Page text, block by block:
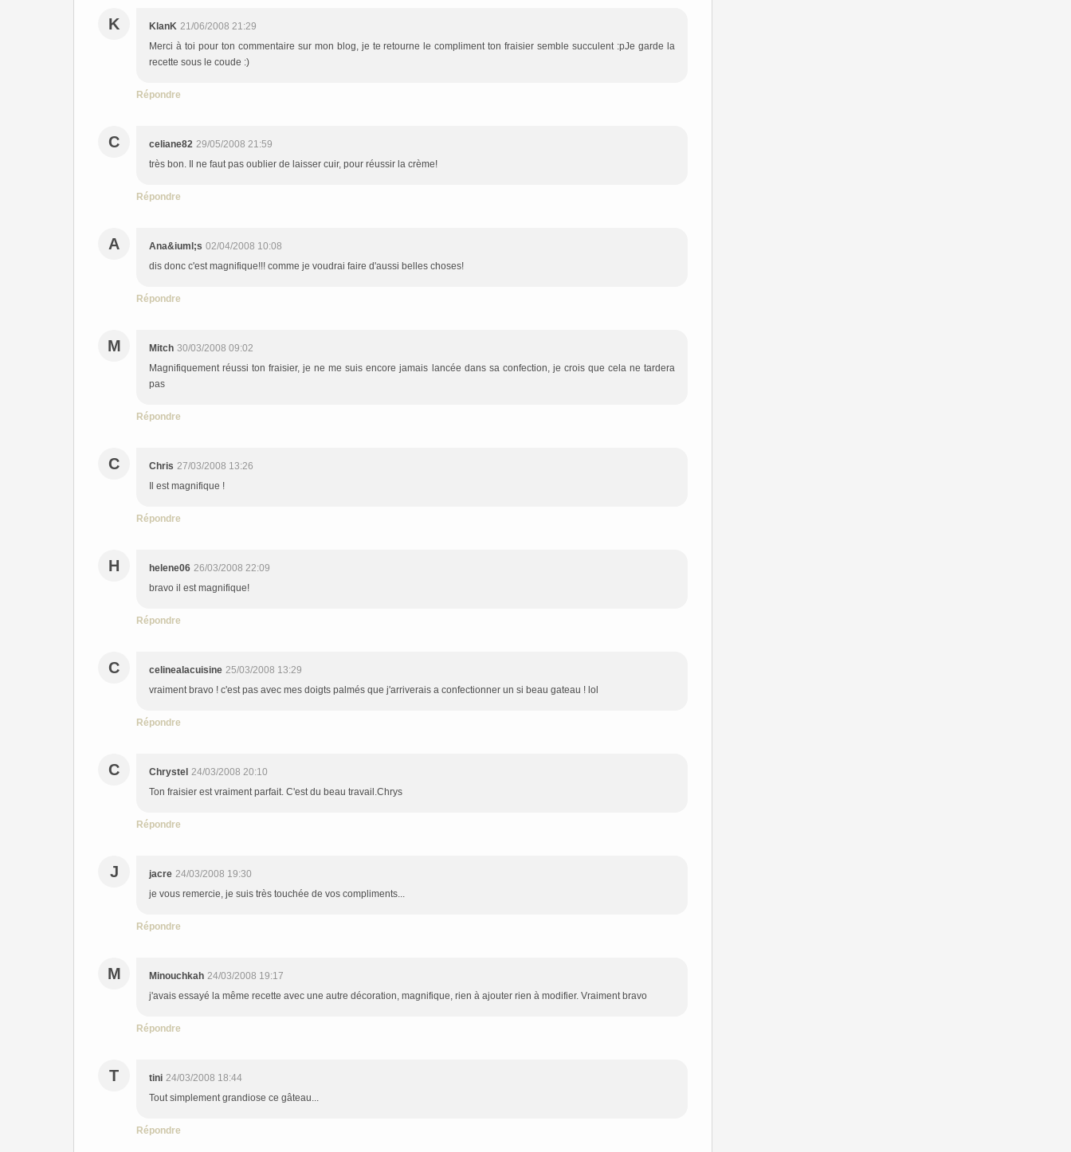
K KlanK 21/06/2008 21:29
Merci à toi pour ton commentaire sur mon blog, je te retourne le compliment ton fraisier semble succulent :pJe garde la
recette sous le coude :)
Répondre
C celiane82 29/05/2008 21:59
très bon. Il ne faut pas oublier de laisser cuir, pour réussir la crème!
Répondre
A Ana&iuml;s 02/04/2008 10:08
dis donc c'est magnifique!!! comme je voudrai faire d'aussi belles choses!
Répondre
M Mitch 30/03/2008 09:02
Magnifiquement réussi ton fraisier, je ne me suis encore jamais lancée dans sa confection, je crois que cela ne tardera
pas
Répondre
C Chris 27/03/2008 13:26
Il est magnifique !
Répondre
H helene06 26/03/2008 22:09
bravo il est magnifique!
Répondre
C celinealacuisine 25/03/2008 13:29
vraiment bravo ! c'est pas avec mes doigts palmés que j'arriverais a confectionner un si beau gateau ! lol
Répondre
C Chrystel 24/03/2008 20:10
Ton fraisier est vraiment parfait. C'est du beau travail.Chrys
Répondre
J jacre 24/03/2008 19:30
je vous remercie, je suis très touchée de vos compliments...
Répondre
M Minouchkah 24/03/2008 19:17
j'avais essayé la même recette avec une autre décoration, magnifique, rien à ajouter rien à modifier. Vraiment bravo
Répondre
T tini 24/03/2008 18:44
Tout simplement grandiose ce gâteau...
Répondre